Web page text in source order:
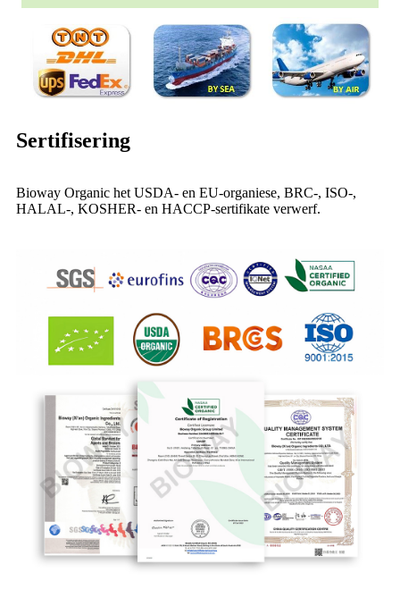
Sertifisering
Bioway Organic het USDA- en EU-organiese, BRC-, ISO-,
HALAL-, KOSHER- en HACCP-sertifikate verwerf.